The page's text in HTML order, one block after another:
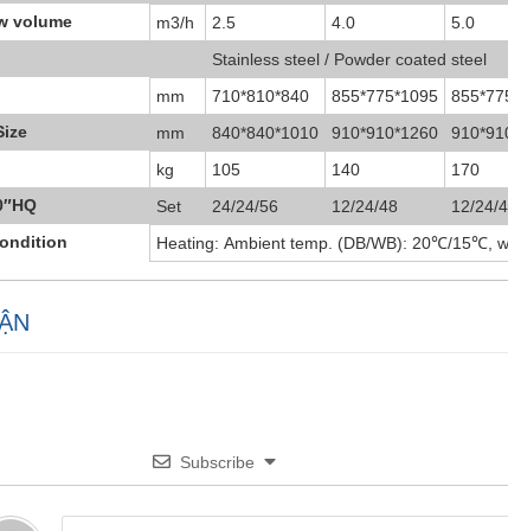
volume
m3/h 2.5 4.0 5.0
Stainless steel / Powder coated steel
mm 710*810*840 855*775*1095
mm 840*840*1010 910*910*1260
kg 105 140 170
Set 24/24/56 12/24/48 12/24/
Heating: Ambient temp. (DB/WB): 20℃/15℃,
Subscribe